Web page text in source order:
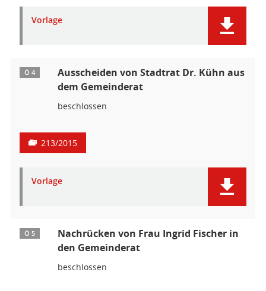
Vorlage
Ö 4
Ausscheiden von Stadtrat Dr. Kühn aus
dem Gemeinderat
beschlossen
213/2015
Vorlage
Ö 5
Nachrücken von Frau Ingrid Fischer in
den Gemeinderat
beschlossen